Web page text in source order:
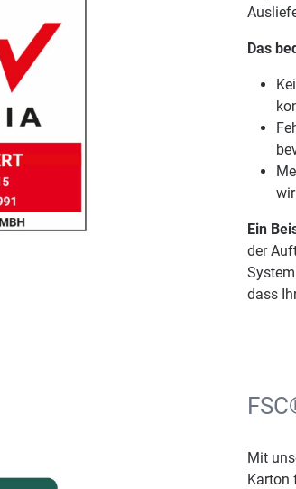
Das
Ein
der
dass
Mit
Karton